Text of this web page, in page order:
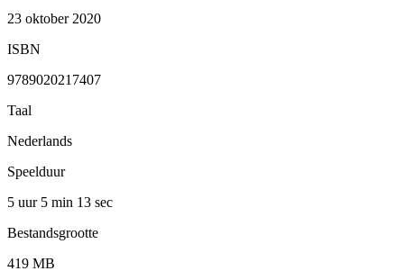
23 oktober 2020
ISBN
9789020217407
Taal
Nederlands
Speelduur
5 uur 5 min 13 sec
Bestandsgrootte
419 MB